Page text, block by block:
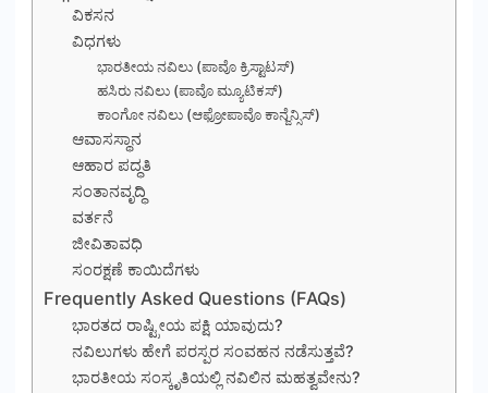
ವಿಕಸನ
ವಿಧಗಳು
ಭಾರತೀಯ ನವಿಲು (ಪಾವೊ ಕ್ರಿಸ್ಟಾಟಸ್)
ಹಸಿರು ನವಿಲು (ಪಾವೊ ಮ್ಯೂಟಿಕಸ್)
ಕಾಂಗೋ ನವಿಲು (ಆಫ್ರೋಪಾವೊ ಕಾನ್ಜೆನ್ಸಿಸ್)
ಆವಾಸಸ್ಥಾನ
ಆಹಾರ ಪದ್ಧತಿ
ಸಂತಾನವೃದ್ಧಿ
ವರ್ತನೆ
ಜೀವಿತಾವಧಿ
ಸಂರಕ್ಷಣೆ ಕಾಯಿದೆಗಳು
Frequently Asked Questions (FAQs)
ಭಾರತದ ರಾಷ್ಟ್ರೀಯ ಪಕ್ಷಿ ಯಾವುದು?
ನವಿಲುಗಳು ಹೇಗೆ ಪರಸ್ಪರ ಸಂವಹನ ನಡೆಸುತ್ತವೆ?
ಭಾರತೀಯ ಸಂಸ್ಕೃತಿಯಲ್ಲಿ ನವಿಲಿನ ಮಹತ್ವವೇನು?